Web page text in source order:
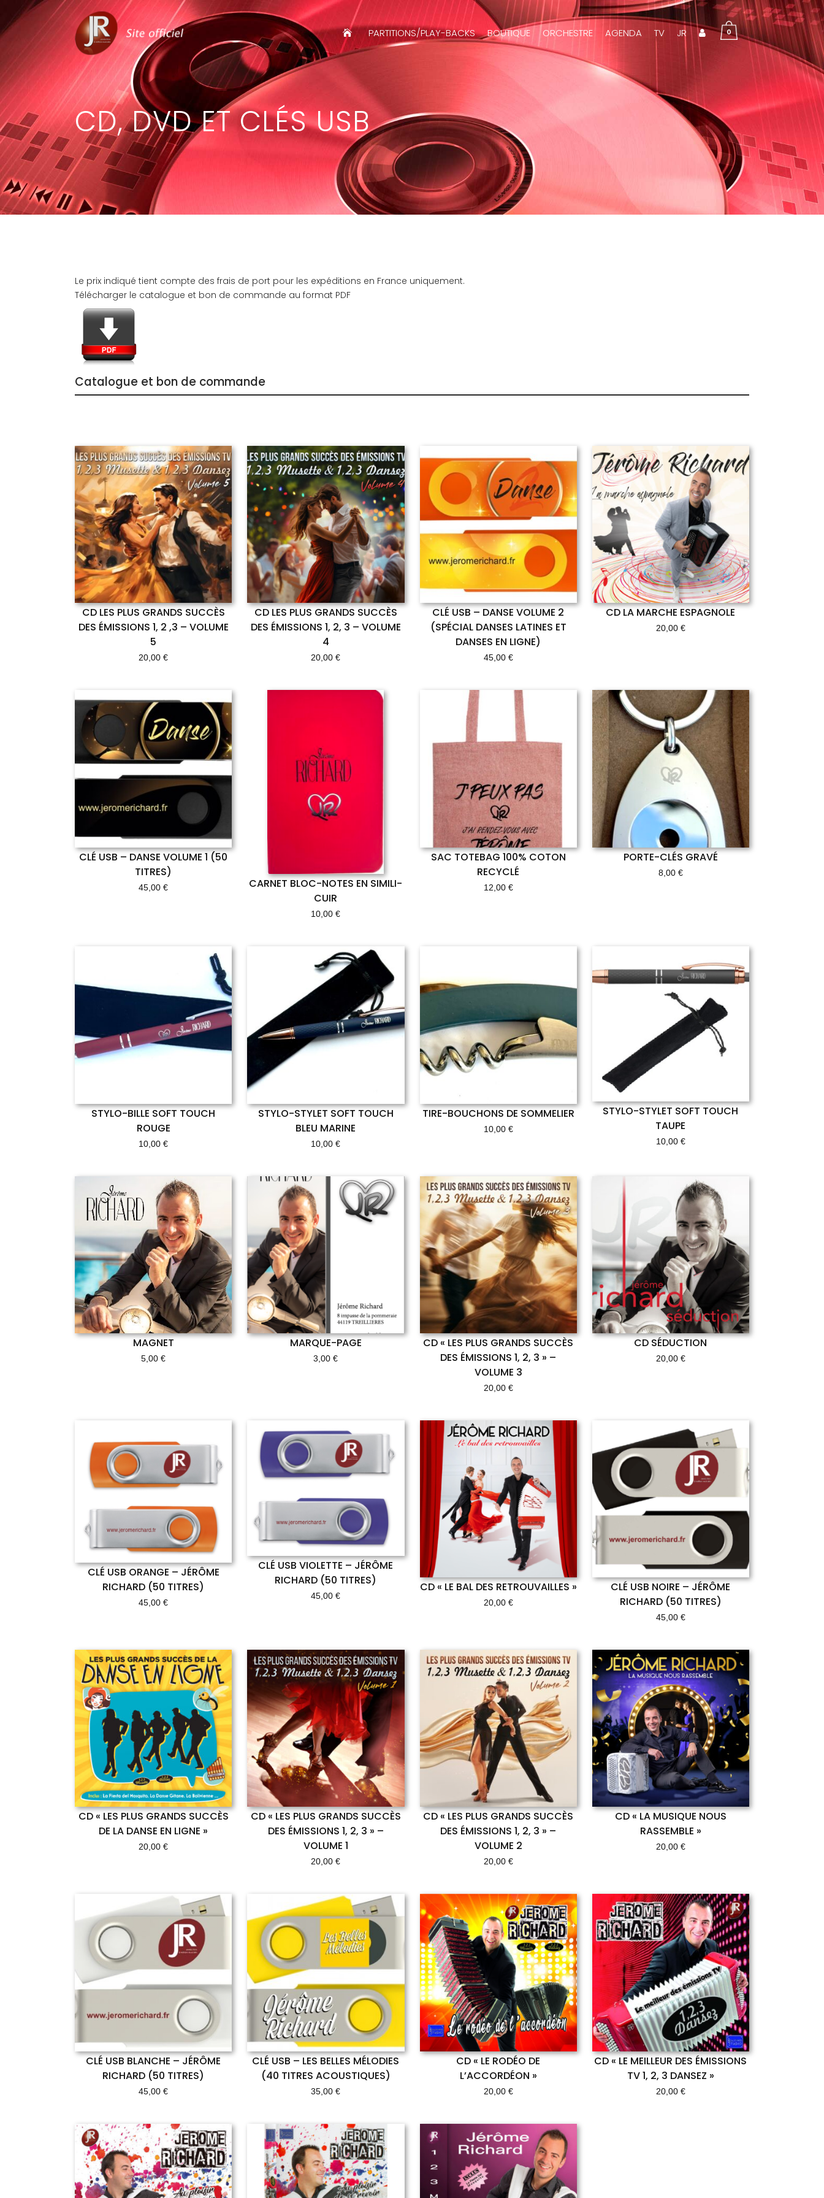
0
PARTITIONS/PLAY-BACKS BOUTIQUE ORCHESTRE AGENDA TV JR
CD, DVD ET CLÉS USB
Le prix indiqué tient compte des frais de port pour les expéditions en France uniquement.
Télécharger le catalogue et bon de commande au format PDF
Catalogue et bon de commande
CD LES PLUS GRANDS SUCCÈS
DES ÉMISSIONS 1, 2 ,3 – VOLUME
5
20,00€
CD LES PLUS GRANDS SUCCÈS
DES ÉMISSIONS 1, 2, 3 – VOLUME
4
20,00€
CLÉ USB – DANSE VOLUME 2
(SPÉCIAL DANSES LATINES ET
DANSES EN LIGNE)
45,00 €
CD LA MARCHE ESPAGNOLE
20,00 €
CLÉ USB – DANSE VOLUME 1 (50
TITRES)
45,00€
CARNET BLOC-NOTES EN SIMILI-
CUIR
10,00€
SAC TOTEBAG 100% COTON
RECYCLÉ
12,00 €
PORTE-CLÉS GRAVÉ
8,00 €
STYLO-BILLE SOFT TOUCH
ROUGE
10,00€
STYLO-STYLET SOFT TOUCH
BLEU MARINE
10,00€
TIRE-BOUCHONS DE SOMMELIER
10,00 €
STYLO-STYLET SOFT TOUCH
TAUPE
10,00 €
MAGNET
5,00€
MARQUE-PAGE
3,00€
CD « LES PLUS GRANDS SUCCÈS
DES ÉMISSIONS 1, 2, 3 » –
VOLUME 3
20,00 €
CD SÉDUCTION
20,00 €
CLÉ USB ORANGE – JÉRÔME
RICHARD (50 TITRES)
45,00€
CLÉ USB VIOLETTE – JÉRÔME
RICHARD (50 TITRES)
45,00€
CD « LE BAL DES RETROUVAILLES »
20,00 €
CLÉ USB NOIRE – JÉRÔME
RICHARD (50 TITRES)
45,00 €
CD « LES PLUS GRANDS SUCCÈS
DE LA DANSE EN LIGNE »
20,00€
CD « LES PLUS GRANDS SUCCÈS
DES ÉMISSIONS 1, 2, 3 » –
VOLUME 1
20,00€
CD « LES PLUS GRANDS SUCCÈS
DES ÉMISSIONS 1, 2, 3 » –
VOLUME 2
20,00 €
CD « LA MUSIQUE NOUS
RASSEMBLE »
20,00 €
CLÉ USB BLANCHE – JÉRÔME
RICHARD (50 TITRES)
45,00€
CLÉ USB – LES BELLES MÉLODIES
(40 TITRES ACOUSTIQUES)
35,00€
CD « LE RODÉO DE
L’ACCORDÉON »
20,00 €
CD « LE MEILLEUR DES ÉMISSIONS
TV 1, 2, 3 DANSEZ »
20,00 €